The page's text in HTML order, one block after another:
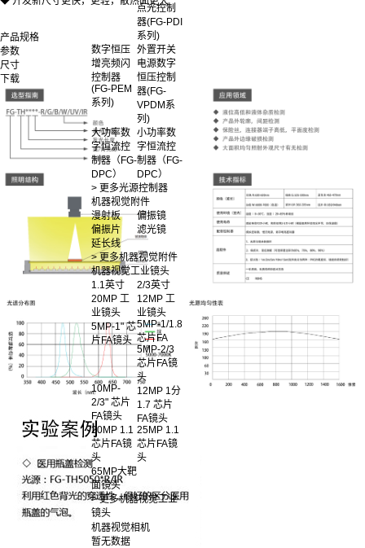
点光控制
器(FG-PDI
系列)
数字恒压
增亮频闪
控制器
(FG-PEM
系列)
外置开关
电源数字
恒压控制
器(FG-
VPDM系
列)
大功率数
字恒流控
制器（FG-
DPC）
小功率数
字恒流控
制器（FG-
DPC）
> 更多光源控制器
机器视觉附件
漫射板
偏振镜
偏振片
滤光镜
延长线
> 更多机器视觉附件
机器视觉工业镜头
1.1英寸
20MP 工
业镜头
2/3英寸
12MP 工
业镜头
5MP-1" 芯
片FA镜头
5MP-1/1.8
芯片FA
5MP-2/3
芯片FA镜
头
10MP-
2/3" 芯片
FA镜头
12MP 1分
1.7 芯片
FA镜头
20MP 1.1
芯片FA镜
头
25MP 1.1
芯片FA镜
头
65MP大靶
面镜头
> 更多机器视觉工业
镜头
机器视觉相机
暂无数据
产品规格
参数
尺寸
下载